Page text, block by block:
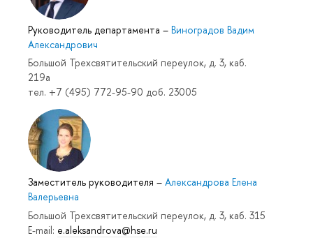
Руководитель департамента – Виноградов Вадим
Александрович
Большой Трехсвятительский переулок, д. 3, каб.
219a
тел. +7 (495) 772-95-90 доб. 23005
Заместитель руководителя – Александрова Елена
Валерьевна
Большой Трехсвятительский переулок, д. 3, каб. 315
E-mail: e.aleksandrova@hse.ru